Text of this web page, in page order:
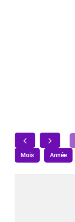
Mois Année